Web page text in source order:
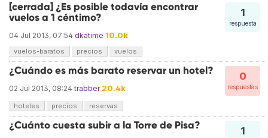
1
respuesta
[cerrada] ¿Es posible todavía encontrar
vuelos a 1 céntimo?
04 Jul 2013, 07:54 dkatime 10.0k
vuelos-baratos precios vuelos
0
respuestas
¿Cuándo es más barato reservar un hotel?
02 Jul 2013, 08:24 trabber 20.4k
hoteles precios reservas
1
¿Cuánto cuesta subir a la Torre de Pisa?